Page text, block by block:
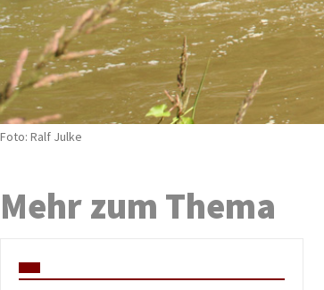
Foto: Ralf Julke
Mehr zum Thema